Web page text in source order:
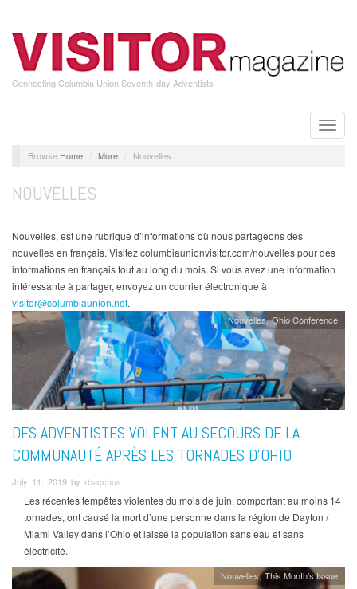
main
content
Connecting Columbia Union Seventh-day Adventists
Toggle
Home More Nouvelles
NOUVELLES
Nouvelles, est une rubrique d’informations où nous partageons des
nouvelles en français. Visitez columbiaunionvisitor.com/nouvelles pour des
informations en français tout au long du mois. Si vous avez une information
intéressante à partager, envoyez un courrier électronique à
visitor@columbiaunion.net.
Nouvelles Ohio Conference
DES ADVENTISTES VOLENT AU SECOURS DE LA
COMMUNAUTÉ APRÈS LES TORNADES D’OHIO
July 11, 2019 by rbacchus
Les récentes tempêtes violentes du mois de juin, comportant au moins 14
tornades, ont causé la mort d’une personne dans la région de Dayton /
Miami Valley dans l’Ohio et laissé la population sans eau et sans
électricité.
Nouvelles This Month's Issue